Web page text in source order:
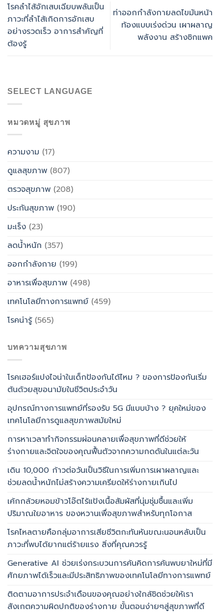
โรคลำไส้อักเสบเฉียบพลันเป็น
ภาวะที่ลำไส้เกิดการอักเสบ
อย่างรวดเร็ว อาการสำคัญที่
ต้องรู้
ท่าออกกำลังกายลดไขมันหน้า
ท้องแบบเร่งด่วน เผาผลาญ
พลังงาน สร้างซิกแพค
SELECT LANGUAGE
หมวดหมู่ สุขภาพ
ความงาม (17)
ดูแลสุขภาพ (807)
ตรวจสุขภาพ (208)
ประกันสุขภาพ (190)
มะเร็ง (23)
ลดน้ำหนัก (357)
ออกกำลังกาย (199)
อาหารเพื่อสุขภาพ (498)
เทคโนโลยีทางการแพทย์ (459)
โรคน่ารู้(565)
บทความสุขภาพ
โรคเฮอร์แปงไจน่าในเด็กป้องกันได้ไหม ? ของการป้องกันเริ่ม
ต้นด้วยสุขอนามัยในชีวิตประจำวัน
อุปกรณ์ทางการแพทย์ที่รองรับ 5G มีแบบบ้าง ? ยุคใหม่ของ
เทคโนโลยีการดูแลสุขภาพสมัยใหม่
การหาเวลาทำกิจกรรมผ่อนคลายเพื่อสุขภาพที่ดีช่วยให้
ร่างกายและจิตใจของคุณฟื้นตัวจากความกดดันในแต่ละวัน
เดิน 10,000 ก้าวต่อวันเป็นวิธีในการเพิ่มการเผาผลาญและ
ช่วยลดน้ำหนักไม่สร้างความเครียดให้ร่างกายเกินไป
เค้กกล้วยหอมข้าวโอ๊ตไร้แป้งเนื้อสัมผัสที่นุ่มชุ่มชื้นและเพิ่ม
ปริมาณใยอาหาร ของหวานเพื่อสุขภาพสำหรับทุกโอกาส
โรคไหลตายคือกลุ่มอาการเสียชีวิตกะทันหันขณะนอนหลับเป็น
ภาวะที่พบได้ยากแต่ร้ายแรง สิ่งที่คุณควรรู้
Generative AI ช่วยเร่งกระบวนการค้นคิดการค้นพบยาใหม่ที่มี
ศักยภาพได้เร็วและมีประสิทธิภาพของเทคโนโลยีทางการแพทย์
ติดตามอาการประจำเดือนของคุณอย่างใกล้ชิดช่วยให้เรา
สังเกตความผิดปกติของร่างกาย ขั้นตอนง่ายๆสู่สุขภาพที่ดี